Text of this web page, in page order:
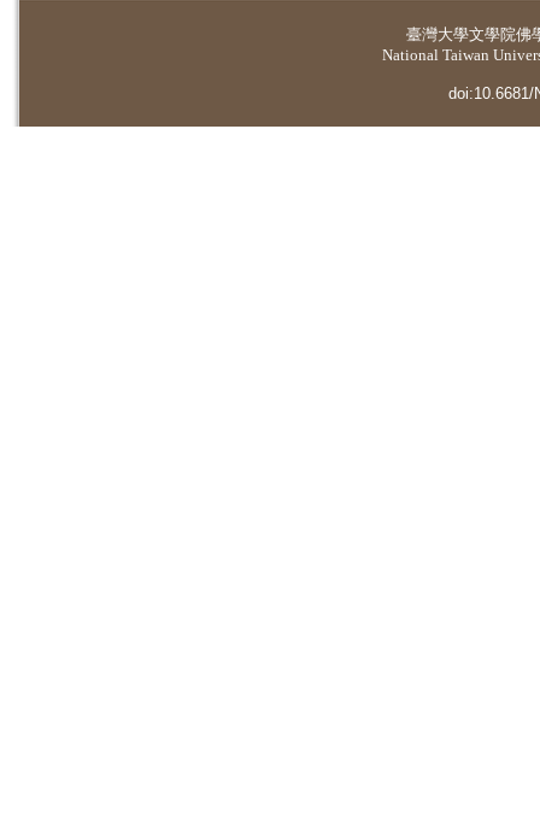
臺灣大學文學院佛
National Taiwan
doi:10.6681/